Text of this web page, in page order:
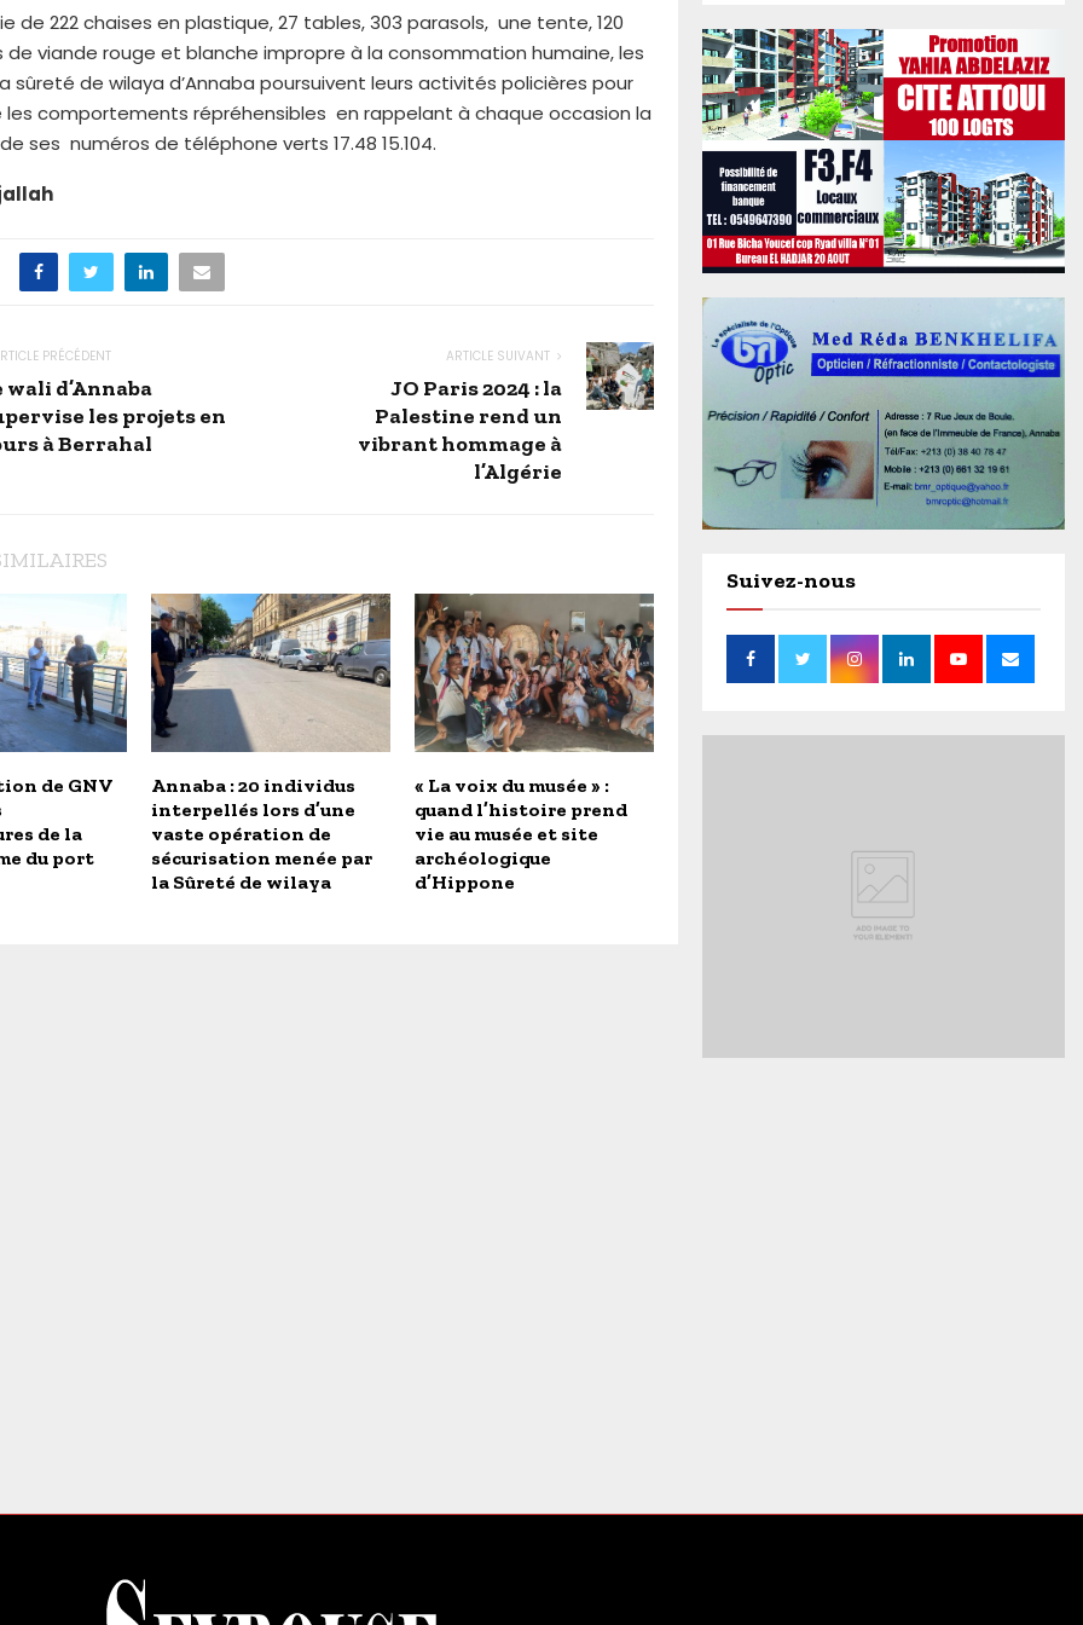
de 222 chaises en plastique, 27 tables, 303 parasols, une tente, 120
de viande rouge et blanche impropre à la consommation humaine, les
sûreté de wilaya d’Annaba poursuivent leurs activités policières pour
comportements répréhensibles en rappelant à chaque occasion la
ses numéros de téléphone verts 17.48 15.104.
PRÉCÉDENT
wali d’Annaba
les projets en
à Berrahal
ARTICLE SUIVANT
JO Paris 2024 : la
Palestine rend un
vibrant hommage à
l’Algérie
de GNV
de la
du port
Annaba : 20 individus
interpellés lors d’une
vaste opération de
sécurisation menée par
la Sûreté de wilaya
« La voix du musée » :
quand l’histoire prend
vie au musée et site
archéologique
d’Hippone
Suivez-nous